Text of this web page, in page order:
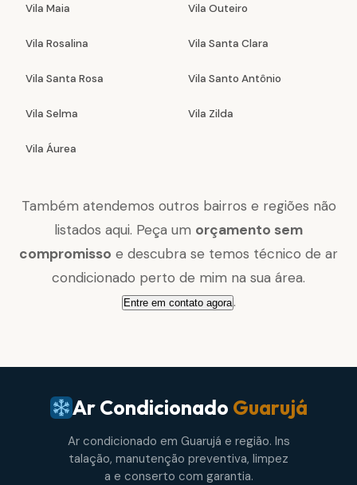
Vila Maia Vila Outeiro
Vila Rosalina Vila Santa Clara
Vila Santa Rosa Vila Santo Antônio
Vila Selma Vila Zilda
Vila Áurea
Também atendemos outros bairros e regiões não
listados aqui. Peça um orçamento sem
compromisso e descubra se temos técnico de ar
condicionado perto de mim na sua área.
Entre em contato agora.
Ar Condicionado Guarujá
Ar condicionado em Guarujá e região. Ins
talação, manutenção preventiva, limpez
a e conserto com garantia.